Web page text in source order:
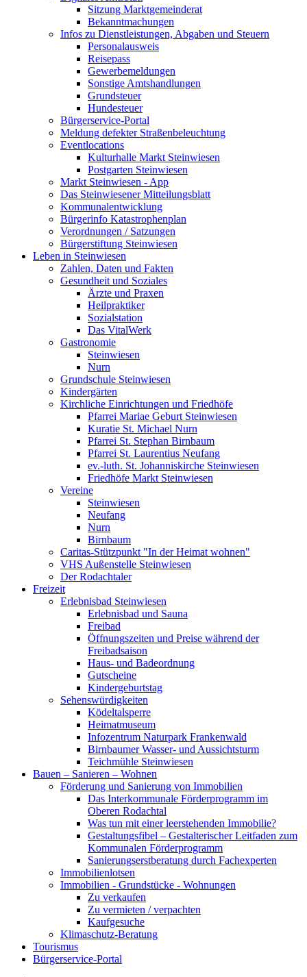
Sitzung Marktgemeinderat
Bekanntmachungen
Infos zu Dienstleistungen, Abgaben und Steuern
Personalausweis
Reisepass
Gewerbemeldungen
Sonstige Amtshandlungen
Grundsteuer
Hundesteuer
Bürgerservice-Portal
Meldung defekter Straßenbeleuchtung
Eventlocations
Kulturhalle Markt Steinwiesen
Postgarten Steinwiesen
Markt Steinwiesen - App
Das Steinwiesener Mitteilungsblatt
Kommunalentwicklung
Bürgerinfo Katastrophenplan
Verordnungen / Satzungen
Bürgerstiftung Steinwiesen
Leben in Steinwiesen
Zahlen, Daten und Fakten
Gesundheit und Soziales
Ärzte und Praxen
Heilpraktiker
Sozialstation
Das VitalWerk
Gastronomie
Steinwiesen
Nurn
Grundschule Steinwiesen
Kindergärten
Kirchliche Einrichtungen und Friedhöfe
Pfarrei Mariae Geburt Steinwiesen
Kuratie St. Michael Nurn
Pfarrei St. Stephan Birnbaum
Pfarrei St. Laurentius Neufang
ev.-luth. St. Johanniskirche Steinwiesen
Friedhöfe Markt Steinwiesen
Vereine
Steinwiesen
Neufang
Nurn
Birnbaum
Caritas-Stützpunkt "In der Heimat wohnen"
VHS Außenstelle Steinwiesen
Der Rodachtaler
Freizeit
Erlebnisbad Steinwiesen
Erlebnisbad und Sauna
Freibad
Öffnungszeiten und Preise während der
Freibadsaison
Haus- und Badeordnung
Gutscheine
Kindergeburtstag
Sehenswürdigkeiten
Ködeltalsperre
Heimatmuseum
Infozentrum Naturpark Frankenwald
Birnbaumer Wasser- und Aussichtsturm
Teichmühle Steinwiesen
Bauen – Sanieren – Wohnen
Förderung und Sanierung von Immobilien
Das Interkommunale Förderprogramm im
Oberen Rodachtal
Was tun mit einer leerstehenden Immobilie?
Gestaltungsfibel – Gestalterischer Leitfaden zum
Kommunalen Förderprogramm
Sanierungserstberatung durch Fachexperten
Immobilienlotsen
Immobilien - Grundstücke - Wohnungen
Zu verkaufen
Zu vermieten / verpachten
Kaufgesuche
Klimaschutz-Beratung
Tourismus
Bürgerservice-Portal